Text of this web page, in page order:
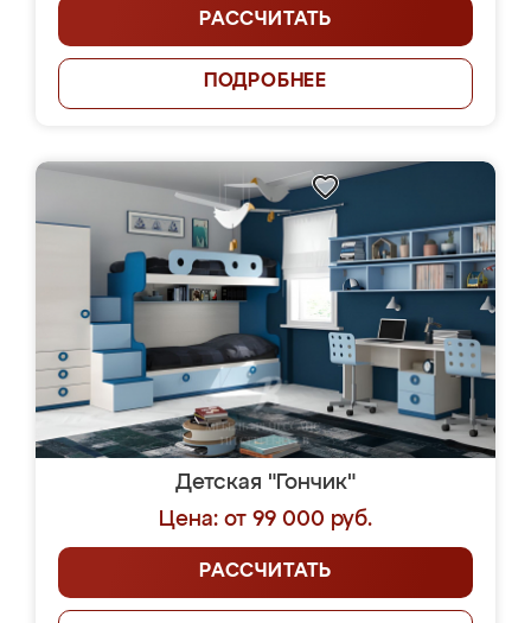
РАССЧИТАТЬ
ПОДРОБНЕЕ
Детская "Гончик"
Цена: от 99 000 руб.
РАССЧИТАТЬ